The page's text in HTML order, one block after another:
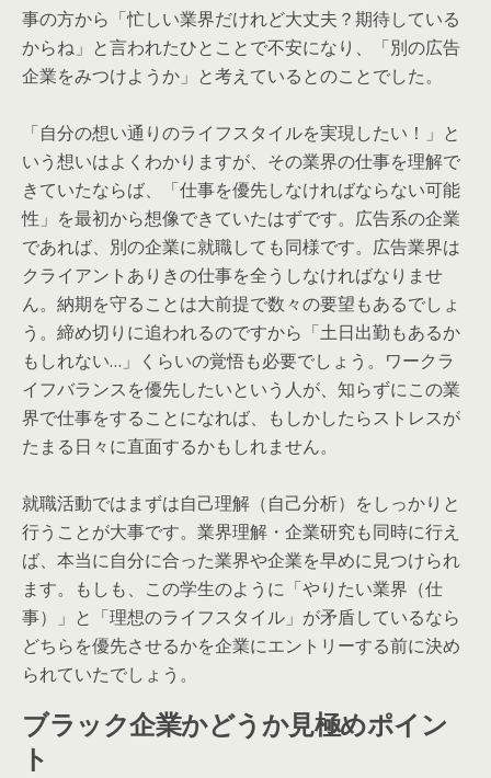
事の方から「忙しい業界だけれど大丈夫？期待している
からね」と言われたひとことで不安になり、「別の広告
企業をみつけようか」と考えているとのことでした。
「自分の想い通りのライフスタイルを実現したい！」と
いう想いはよくわかりますが、その業界の仕事を理解で
きていたならば、「仕事を優先しなければならない可能
性」を最初から想像できていたはずです。広告系の企業
であれば、別の企業に就職しても同様です。広告業界は
クライアントありきの仕事を全うしなければなりませ
ん。納期を守ることは大前提で数々の要望もあるでしょ
う。締め切りに追われるのですから「土日出勤もあるか
もしれない…」くらいの覚悟も必要でしょう。ワークラ
イフバランスを優先したいという人が、知らずにこの業
界で仕事をすることになれば、もしかしたらストレスが
たまる日々に直面するかもしれません。
就職活動ではまずは自己理解（自己分析）をしっかりと
行うことが大事です。業界理解・企業研究も同時に行え
ば、本当に自分に合った業界や企業を早めに見つけられ
ます。もしも、この学生のように「やりたい業界（仕
事）」と「理想のライフスタイル」が矛盾しているなら
どちらを優先させるかを企業にエントリーする前に決め
られていたでしょう。
ブラック企業かどうか見極めポイン
ト